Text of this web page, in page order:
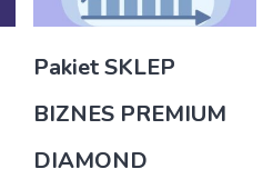
Pakiet SKLEP
BIZNES PREMIUM
DIAMOND